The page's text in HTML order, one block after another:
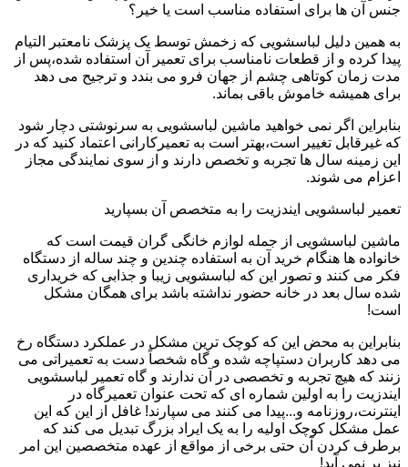
جنس آن ها برای استفاده مناسب است یا خیر؟
به همین دلیل لباسشویی که زخمش توسط یک پزشک نامعتبر التیام
پیدا کرده و از قطعات نامناسب برای تعمیر آن استفاده شده،پس از
مدت زمان کوتاهی چشم از جهان فرو می بندد و ترجیح می دهد
برای همیشه خاموش باقی بماند.
بنابراین اگر نمی خواهید ماشین لباسشویی به سرنوشتی دچار شود
که غیرقابل تغییر است،بهتر است به تعمیرکارانی اعتماد کنید که در
این زمینه سال ها تجربه و تخصص دارند و از سوی نمایندگی مجاز
اعزام می شوند.
تعمیر لباسشویی ایندزیت را به متخصص آن بسپارید
ماشین لباسشویی از جمله لوازم خانگی گران قیمت است که
خانواده ها هنگام خرید آن به استفاده چندین و چند ساله از دستگاه
فکر می کنند و تصور این که لباسشویی زیبا و جذابی که خریداری
شده سال بعد در خانه حضور نداشته باشد برای همگان مشکل
است!
بنابراین به محض این که کوچک ترین مشکل در عملکرد دستگاه رخ
می دهد کاربران دستپاچه شده و گاه شخصاً دست به تعمیراتی می
زنند که هیچ تجربه و تخصصی در آن ندارند و گاه تعمیر لباسشویی
ایندزیت را به اولین شماره ای که تحت عنوان تعمیرگاه در
اینترنت،روزنامه و...پیدا می کنند می سپارند! غافل از این که این
عمل مشکل کوچک اولیه را به یک ایراد بزرگ تبدیل می کند که
برطرف کردن آن حتی برخی از مواقع از عهده متخصصین این امر
نیز بر نمی آید!